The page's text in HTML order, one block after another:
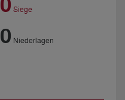
0 Siege
0 Niederlagen